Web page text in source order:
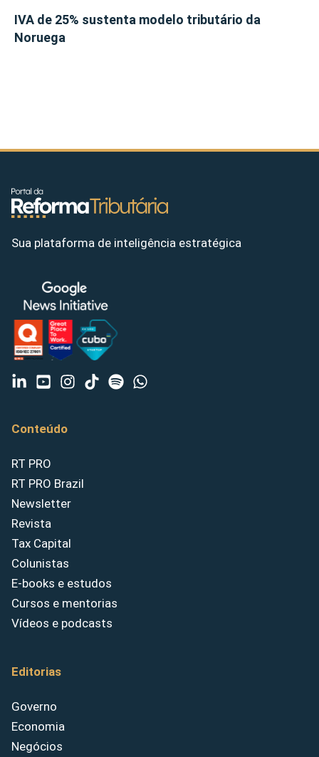
IVA de 25% sustenta modelo tributário da
Noruega
Sua plataforma de inteligência estratégica
Conteúdo
RT PRO
RT PRO Brazil
Newsletter
Revista
Tax Capital
Colunistas
E-books e estudos
Cursos e mentorias
Vídeos e podcasts
Editorias
Governo
Economia
Negócios